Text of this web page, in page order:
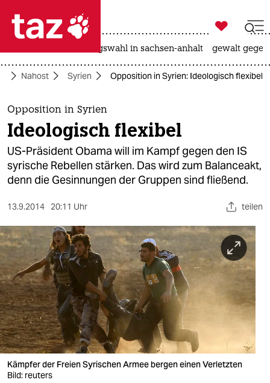
 taz zahl ich
taz zahl ich
themen
politik
öko
sport
berlin
nord
wahrheit
verlag
verlag

taz zahl ich
landtagswahl in sachsen-anhalt gewalt
Nahost Syrien Opposition in Syrien: Ideologisch flexibel
Opposition in Syrien
Ideologisch flexibel
US-Präsident Obama will im Kampf gegen den IS
syrische Rebellen stärken. Das wird zum Balanceakt,
denn die Gesinnungen der Gruppen sind fließend.
13.9.2014 20:11 Uhr teilen
Kämpfer der Freien Syrischen Armee bergen einen Verletzten
Bild: reuters